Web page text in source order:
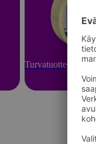
Turvatuotteet ja